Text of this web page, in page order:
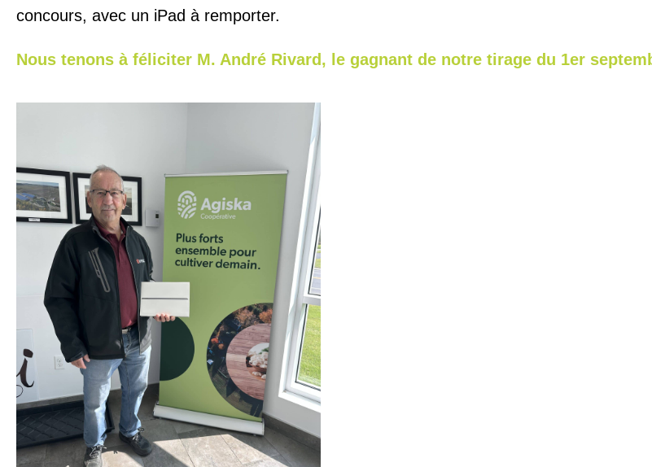
concours, avec un iPad à remporter.
Nous tenons à féliciter M. André Rivard, le gagnant de notre tirage du 1er